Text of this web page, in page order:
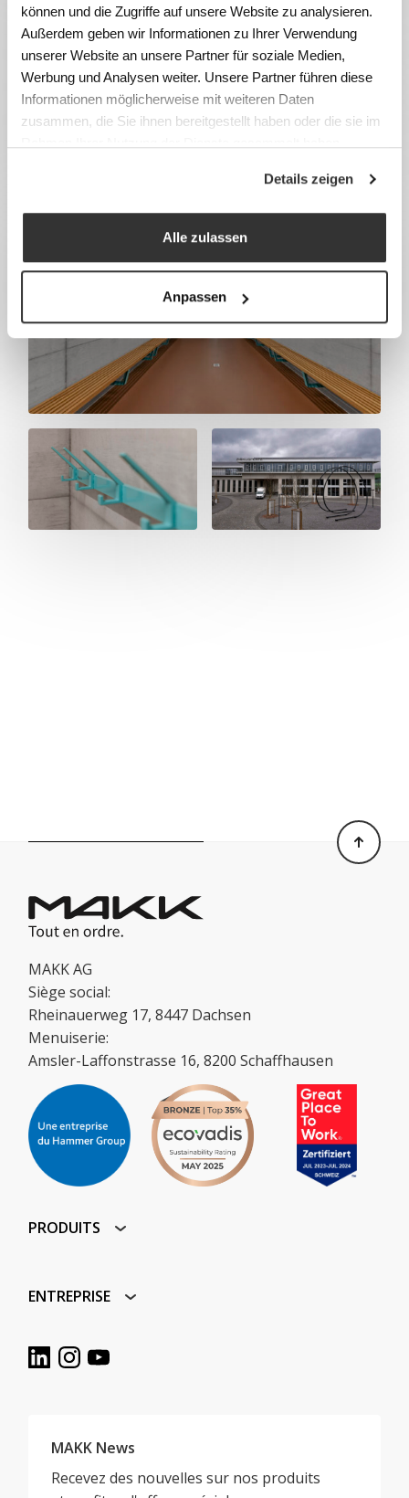
können und die Zugriffe auf unsere Website zu analysieren.
Außerdem geben wir Informationen zu Ihrer Verwendung
unserer Website an unsere Partner für soziale Medien,
Werbung und Analysen weiter. Unsere Partner führen diese
Informationen möglicherweise mit weiteren Daten
zusammen, die Sie ihnen bereitgestellt haben oder die sie im
Details zeigen
Alle zulassen
Anpassen
MAKK AG
Siège social:
Rheinauerweg 17, 8447 Dachsen
Menuiserie:
Amsler-Laffonstrasse 16, 8200 Schaffhausen
PRODUITS
ENTREPRISE
MAKK News
Recevez des nouvelles sur nos produits